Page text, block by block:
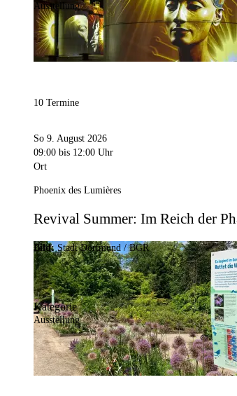
Ausstellung
10 Termine
So 9. August 2026
09:00 bis 12:00 Uhr
Ort
Phoenix des Lumières
Revival Summer: Im Reich der
Bild:Stadt Dortmund / BGR
Kategorie
Ausstellung